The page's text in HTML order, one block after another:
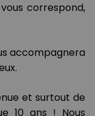
correspond,
accompagnera
et surtout de
10 ans ! Nous